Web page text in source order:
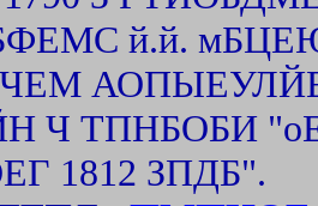
й.й.
Ч ТПНБОБИ
1812 ЗПДБ".